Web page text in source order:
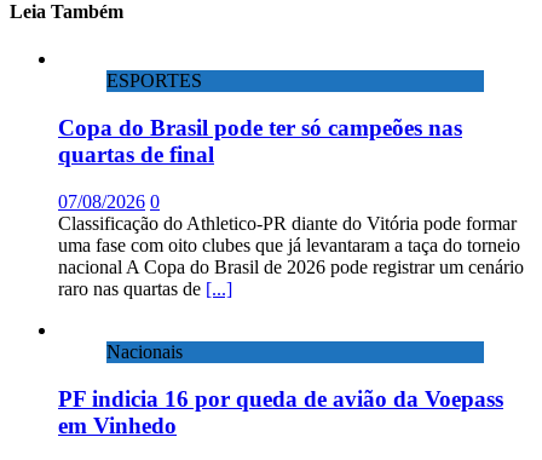
Leia Também
ESPORTES
Copa do Brasil pode ter só campeões nas
quartas de final
07/08/2026 0
Classificação do Athletico-PR diante do Vitória pode formar
uma fase com oito clubes que já levantaram a taça do torneio
nacional A Copa do Brasil de 2026 pode registrar um cenário
raro nas quartas de [...]
Nacionais
PF indicia 16 por queda de avião da Voepass
em Vinhedo